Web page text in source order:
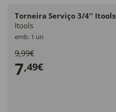
Torneira Serviço 3/4'' Itools
Itools
emb. 1 un
9,99€
7,49€